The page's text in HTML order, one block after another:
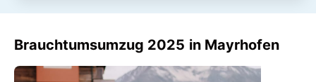
Brauchtumsumzug 2025 in Mayrhofen